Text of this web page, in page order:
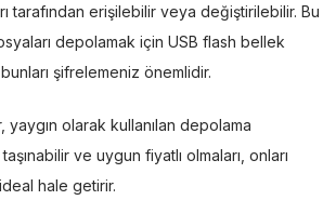
tarafından erişilebilir veya değiştirilebilir. Bu
depolamak için USB flash bellek
şifrelemeniz önemlidir.
yaygın olarak kullanılan depolama
ve uygun fiyatlı olmaları, onları
hale getirir.